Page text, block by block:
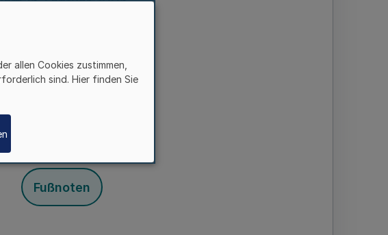
§ 1
Fußnoten
allen Cookies zustimmen,
sind. Hier finden Sie